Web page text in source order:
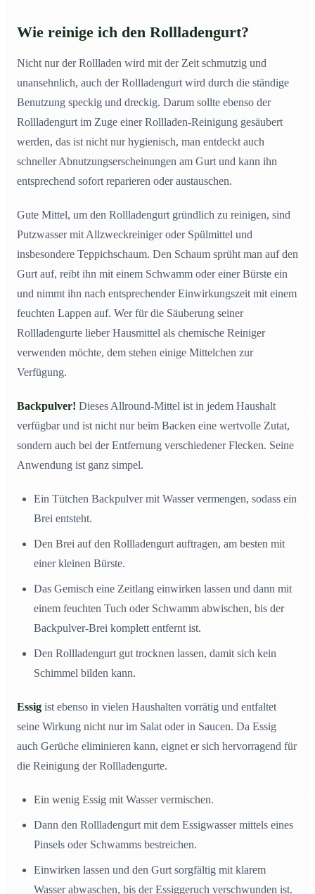
Wie reinige ich den Rollladengurt?
Nicht nur der Rollladen wird mit der Zeit schmutzig und
unansehnlich, auch der Rollladengurt wird durch die ständige
Benutzung speckig und dreckig. Darum sollte ebenso der
Rollladengurt im Zuge einer Rollladen-Reinigung gesäubert
werden, das ist nicht nur hygienisch, man entdeckt auch
schneller Abnutzungserscheinungen am Gurt und kann ihn
entsprechend sofort reparieren oder austauschen.
Gute Mittel, um den Rollladengurt gründlich zu reinigen, sind
Putzwasser mit Allzweckreiniger oder Spülmittel und
insbesondere Teppichschaum. Den Schaum sprüht man auf den
Gurt auf, reibt ihn mit einem Schwamm oder einer Bürste ein
und nimmt ihn nach entsprechender Einwirkungszeit mit einem
feuchten Lappen auf. Wer für die Säuberung seiner
Rollladengurte lieber Hausmittel als chemische Reiniger
verwenden möchte, dem stehen einige Mittelchen zur
Verfügung.
Backpulver! Dieses Allround-Mittel ist in jedem Haushalt
verfügbar und ist nicht nur beim Backen eine wertvolle Zutat,
sondern auch bei der Entfernung verschiedener Flecken. Seine
Anwendung ist ganz simpel.
Ein Tütchen Backpulver mit Wasser vermengen, sodass ein
Brei entsteht.
Den Brei auf den Rollladengurt auftragen, am besten mit
einer kleinen Bürste.
Das Gemisch eine Zeitlang einwirken lassen und dann mit
einem feuchten Tuch oder Schwamm abwischen, bis der
Backpulver-Brei komplett entfernt ist.
Den Rollladengurt gut trocknen lassen, damit sich kein
Schimmel bilden kann.
Essig ist ebenso in vielen Haushalten vorrätig und entfaltet
seine Wirkung nicht nur im Salat oder in Saucen. Da Essig
auch Gerüche eliminieren kann, eignet er sich hervorragend für
die Reinigung der Rollladengurte.
Ein wenig Essig mit Wasser vermischen.
Dann den Rollladengurt mit dem Essigwasser mittels eines
Pinsels oder Schwamms bestreichen.
Einwirken lassen und den Gurt sorgfältig mit klarem
Wasser abwaschen, bis der Essiggeruch verschwunden ist.